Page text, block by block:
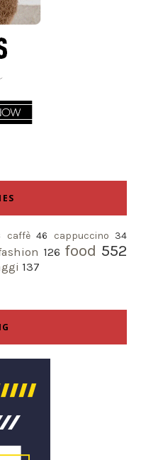
caffè 46 cappuccino 34
126 food 552
137